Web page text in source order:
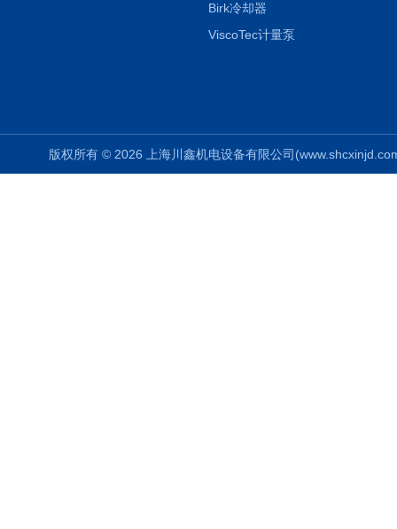
Birk冷却器
ViscoTec计量泵
版权所有 © 2026 上海川鑫机电设备有限公司